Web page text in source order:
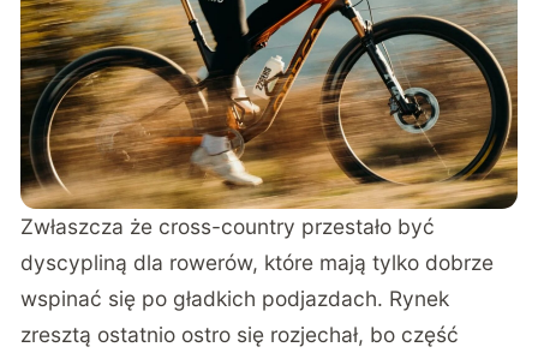
Zwłaszcza że cross-country przestało być
dyscypliną dla rowerów, które mają tylko dobrze
wspinać się po gładkich podjazdach. Rynek
zresztą ostatnio ostro się rozjechał, bo część